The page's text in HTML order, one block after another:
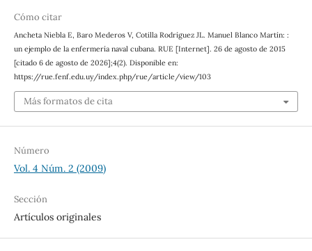
Cómo citar
Ancheta Niebla E, Baro Mederos V, Cotilla Rodríguez JL. Manuel Blanco Martín: :
un ejemplo de la enfermería naval cubana. RUE [Internet]. 26 de agosto de 2015
[citado 6 de agosto de 2026];4(2). Disponible en:
https://rue.fenf.edu.uy/index.php/rue/article/view/103
Más formatos de cita
Número
Vol. 4 Núm. 2 (2009)
Sección
Artículos originales